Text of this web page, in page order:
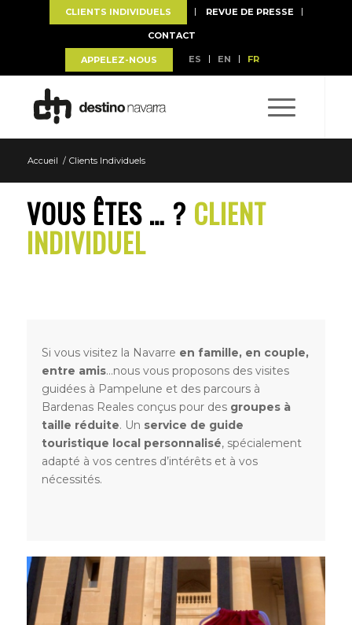
CLIENTS INDIVIDUELS REVUE DE PRESSE
CONTACT
APPELEZ-NOUS ES EN FR
Accueil / Clients Individuels
VOUS ÊTES … ? CLIENT
INDIVIDUEL
Si vous visitez la Navarre en famille, en couple,
entre amis…nous vous proposons des visites
guidées à Pampelune et des parcours à
Bardenas Reales conçus pour des groupes à
taille réduite. Un service de guide
touristique local personnalisé, spécialement
adapté à vos centres d’intérêts et à vos
nécessités.